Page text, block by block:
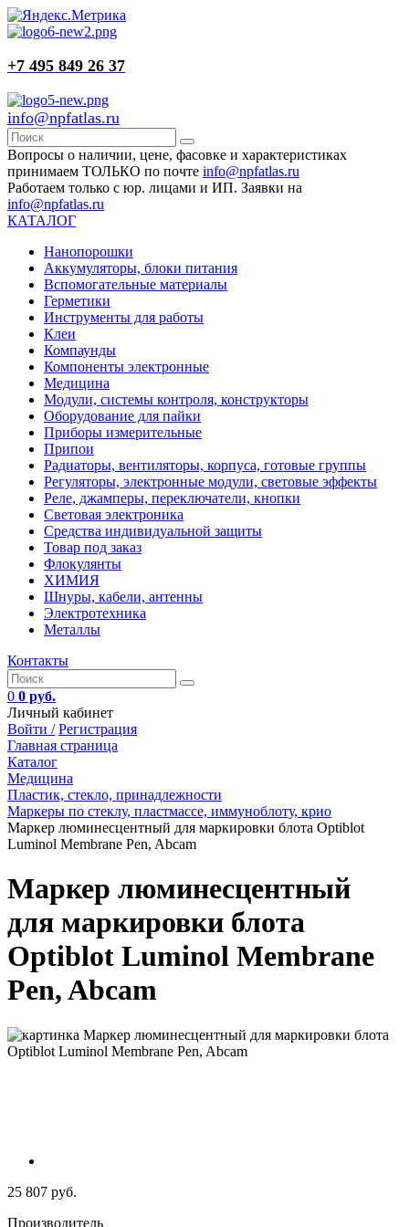
+7 495 849 26 37
info@npfatlas.ru
Вопросы о наличии, цене, фасовке и характеристиках
принимаем ТОЛЬКО по почте info@npfatlas.ru
Работаем только с юр. лицами и ИП. Заявки на
info@npfatlas.ru
КАТАЛОГ
Нанопорошки
Аккумуляторы, блоки питания
Вспомогательные материалы
Герметики
Инструменты для работы
Клеи
Компаунды
Компоненты электронные
Медицина
Модули, системы контроля, конструкторы
Оборудование для пайки
Приборы измерительные
Припои
Радиаторы, вентиляторы, корпуса, готовые группы
Регуляторы, электронные модули, световые эффекты
Реле, джамперы, переключатели, кнопки
Световая электроника
Средства индивидуальной защиты
Товар под заказ
Флокулянты
ХИМИЯ
Шнуры, кабели, антенны
Электротехника
Металлы
Контакты
0 0 руб.
Личный кабинет
Войти / Регистрация
Главная страница
Каталог
Медицина
Пластик, стекло, принадлежности
Маркеры по стеклу, пластмассе, иммуноблоту, крио
Маркер люминесцентный для маркировки блота Optiblot
Luminol Membrane Pen, Abcam
Маркер люминесцентный
для маркировки блота
Optiblot Luminol Membrane
Pen, Abcam
25 807 руб.
Производитель